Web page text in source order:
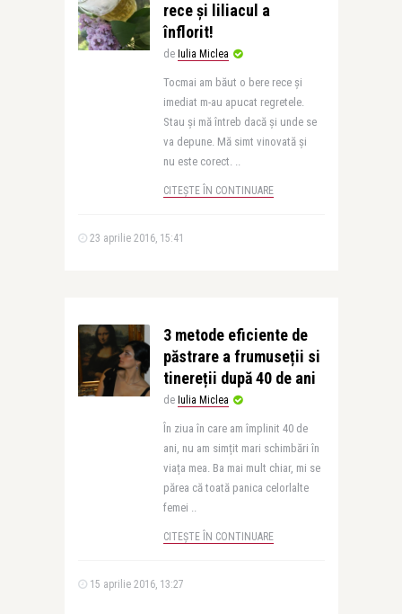
rece și liliacul a
înflorit!
de Iulia Miclea
Tocmai am băut o bere rece și
imediat m-au apucat regretele.
Stau și mă întreb dacă și unde se
va depune. Mă simt vinovată și
nu este corect. ..
CITEȘTE ÎN CONTINUARE
23 aprilie 2016, 15:41
3 metode eficiente de
păstrare a frumuseții si
tinereții după 40 de ani
de Iulia Miclea
În ziua în care am împlinit 40 de
ani, nu am simțit mari schimbări în
viața mea. Ba mai mult chiar, mi se
părea că toată panica celorlalte
femei ..
CITEȘTE ÎN CONTINUARE
15 aprilie 2016, 13:27